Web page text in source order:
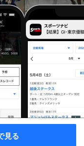
見る